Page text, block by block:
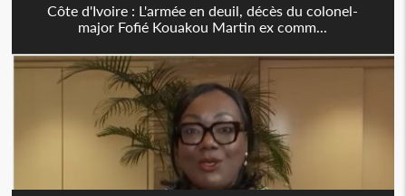
Côte d'Ivoire : L'armée en deuil, décès du colonel-
major Fofié Kouakou Martin ex comm...